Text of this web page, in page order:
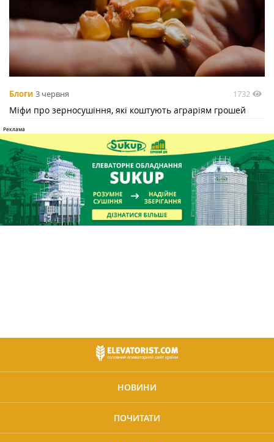
Блоги 3 червня 1732
Міфи про зерносушіння, які коштують аграріям грошей
НОВИНИ
ПОЧИТАТИ